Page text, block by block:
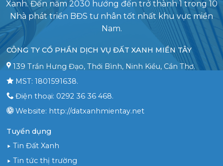
Xanh. Đến năm 2030 hướng đến trở thành 1 trong 10
Nhà phát triển BĐS tư nhân tốt nhất khu vực miền
Nam.
CÔNG TY CỔ PHẦN DỊCH VỤ ĐẤT XANH MIỀN TÂY
139 Trần Hưng Đạo, Thới Bình, Ninh Kiều, Cần Thơ.
MST: 1801591638.
Điện thoại: 0292 36 36 468.
Website: http://datxanhmientay.net
Tuyển dụng
Tin Đất Xanh
Tin tức thị trường